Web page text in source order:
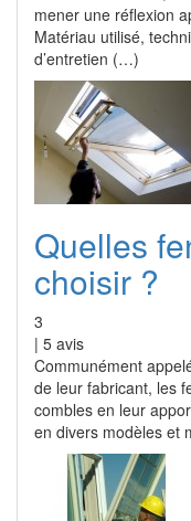
mener une réflexion
Matériau utilisé,
d’entretien (…)
Quelles
choisir ?
3
| 5 avis
Communément
de leur fabricant, les
combles en leur
en divers modèles et